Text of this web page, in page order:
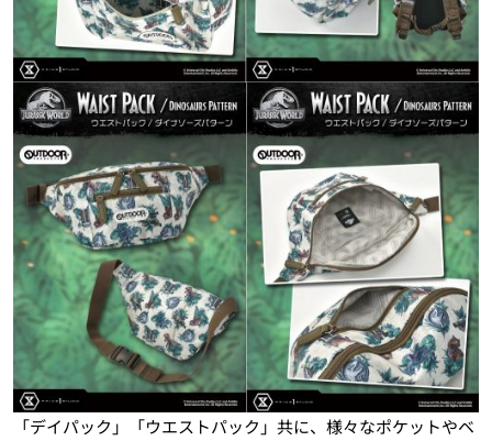
「デイパック」「ウエストパック」共に、様々なポケットやベ